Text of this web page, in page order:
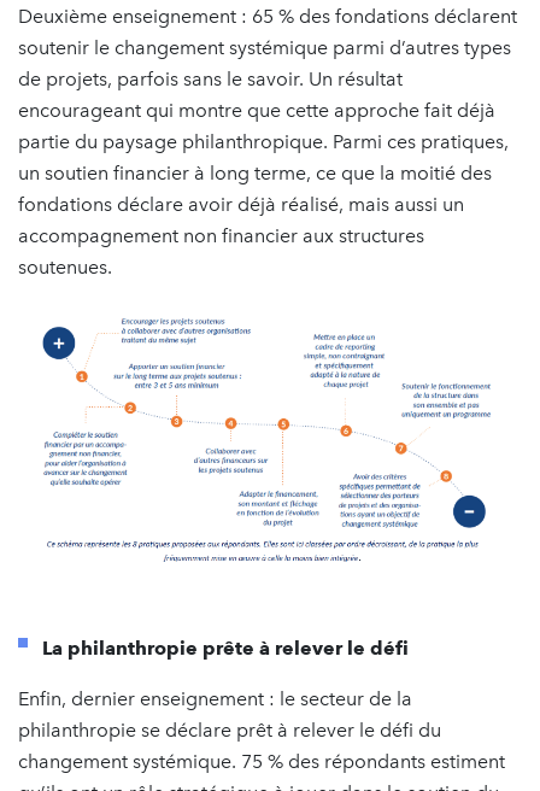
Deuxième enseignement : 65 % des fondations déclarent
soutenir le changement systémique parmi d’autres types
de projets, parfois sans le savoir. Un résultat
encourageant qui montre que cette approche fait déjà
partie du paysage philanthropique. Parmi ces pratiques,
un soutien financier à long terme, ce que la moitié des
fondations déclare avoir déjà réalisé, mais aussi un
accompagnement non financier aux structures
soutenues.
La philanthropie prête à relever le défi
Enfin, dernier enseignement : le secteur de la
philanthropie se déclare prêt à relever le défi du
changement systémique. 75 % des répondants estiment